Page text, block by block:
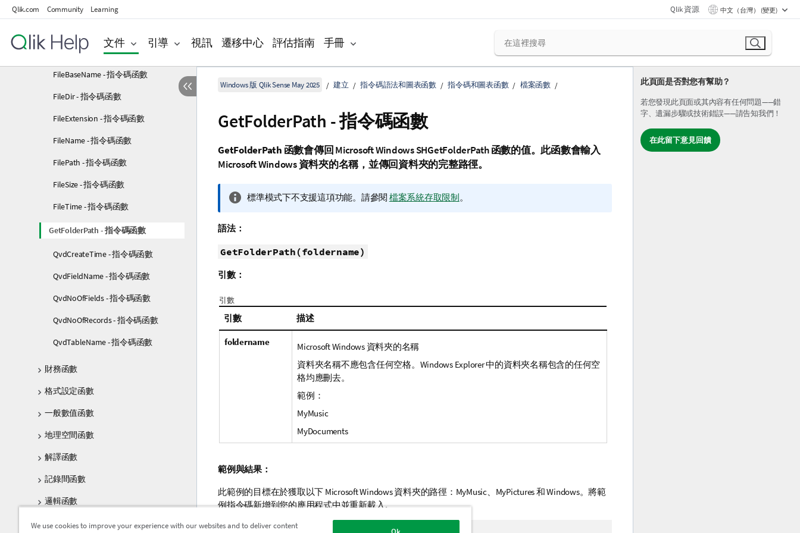
Qlik.com Community Learning Qlik 資源 中文（台灣） (變更)
文件 引導 視訊 遷移中心 評估指南 手冊
檔案函數
ConnectString - 指令碼函數
FileBaseName - 指令碼函數
FileDir - 指令碼函數
FileExtension - 指令碼函數
FileName - 指令碼函數
FilePath - 指令碼函數
FileSize - 指令碼函數
FileTime - 指令碼函數
GetFolderPath - 指令碼函數
QvdCreateTime - 指令碼函數
QvdFieldName - 指令碼函數
QvdNoOfFields - 指令碼函數
QvdNoOfRecords - 指令碼函數
QvdTableName - 指令碼函數
財務函數
格式設定函數
一般數值函數
地理空間函數
解譯函數
記錄間函數
邏輯函數
對應函數
此頁面是否對您有幫助？
若您發現此頁面或其內容有任何問題——錯
字、遺漏步驟或技術錯誤——請告知我們！
在此留下意見回饋
Windows 版 Qlik Sense May 2025 建立 指令碼語法和圖表函數 指令碼和圖表函數 檔案函數
GetFolderPath - 指令碼函數
GetFolderPath 函數會傳回 Microsoft WindowsSHGetFolderPath函數的值。此函數會輸入
Microsoft Windows資料夾的名稱，並傳回資料夾的完整路徑。
資
標準模式下不支援這項功能。 請參閱 檔案系統存取限制。
語法：
GetFolderPath(foldername)
引數：
引數
引數 描述
foldername Microsoft Windows資料夾的名稱
資料夾名稱不應包含任何空格。 Windows Explorer中的資料夾名稱包含的任何空
格均應刪去。
範例：
MyMusic
MyDocuments
範例與結果：
此範例的目標在於獲取以下 Microsoft Windows資料夾的路徑： MyMusic、 MyPictures和Windows。將範
例指令碼新增到您的應用程式中並重新載入。
We use cookies to improve your experience with our websites and to deliver content